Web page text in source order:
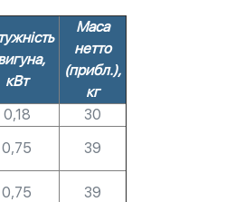
кВт
Маса
нетто
(прибл.),
кг
0,18
30
0,75
39
0,75
39